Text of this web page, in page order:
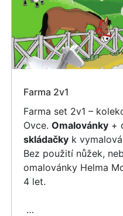
Farma 2v1
Farma set 2v1 –
Ovce. Omalovánky +
skládačky k
Bez použití nůžek,
omalovánky Helma
4 let.
…